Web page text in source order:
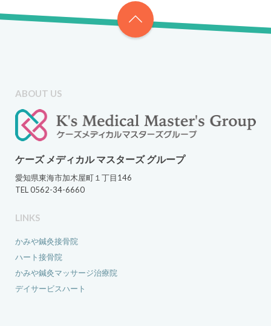
ABOUT US
ケーズ メディカル マスターズ グループ
愛知県東海市加木屋町１丁目146
TEL 0562-34-6660
LINKS
かみや鍼灸接骨院
ハート接骨院
かみや鍼灸マッサージ治療院
デイサービスハート